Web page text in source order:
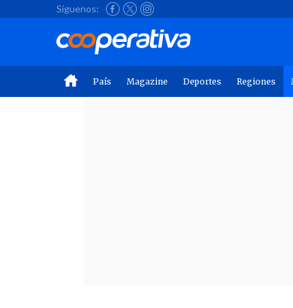
Síguenos:
País Magazine Deportes Regiones